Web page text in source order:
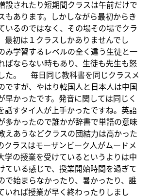
設されたり短期間クラスは午前だけで
もあります。しかしながら最初からき
いるのではなく、その場その場でクラ
最初は１クラスしかありませんでし
み学習するレベルの全く違う生徒と一
ばならない時もあり、生徒も先生も怒
た。 毎日同じ教科書を同じクラスメ
ですが、やはり韓国人と日本人は中国
早かったです。発音に関しては同じく
話すタイ人が上手かったですね。英語
多かったので誰かが辞書で単語の意味
えあうなどクラスの団結力は高かった
クラスはモーザンビーク人がムードメ
学の授業を受けているというよりは中
ている感じで、授業開始時間を過ぎて
で始まらなかったり、暑かったり、誰
いれば授業が早く終わったりしまし